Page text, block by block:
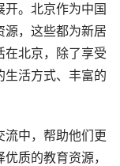
。北京作为中国
源，这些都为新居
在北京，除了享受
生活方式、丰富的
流中，帮助他们更
质的教育资源，